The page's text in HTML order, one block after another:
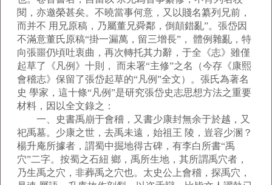
閱，亦邀榮甚矣。不曉當事何意，又以賤名纂列兄前，
而并不 用兄原稿，乃屬董兄舜鄰，倒顛錯亂”。張岱因
不滿意董氏原稿“掛一漏萬，留三增長”， 體例雜亂，特
向張噩仍頃吐衷曲，再次轉托其力辭，于全《志》雖僅
起草了《凡例》十則， 而未署“主修”之名（今存《康熙
會稽志》保留了張岱起草的“凡例”全文）。張氏為著名
史 學家，這十條“凡例”是研究張岱史志思想方法之重要
材料，因以全文錄之：
一、史書禹崩于會稽，又書少康封無余于於越，又
祀禹墓。少康之世，去禹未遠，始祖王 陵，豈容少溷？
楊升庵所據者，謂蜀中掘地得古碑，有李白所書“禹
穴”二字。按蜀之石紐 鄉，禹所生地，其所謂禹穴者，
乃生禹之穴，非葬禹之穴也。太史公上會稽，探禹穴，